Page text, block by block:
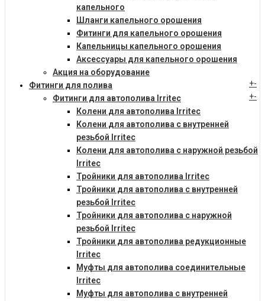
капельного
Шланги капельного орошения
Фитинги для капельного орошения
Капельницы капельного орошения
Аксессуары для капельного орошения
Акция на оборудование
Фитинги для полива
+-
Фитинги для автополива Irritec
+-
Колени для автополива Irritec
Колени для автополива с внутренней
резьбой Irritec
Колени для автополива с наружной резьбой
Irritec
Тройники для автополива Irritec
Тройники для автополива с внутренней
резьбой Irritec
Тройники для автополива с наружной
резьбой Irritec
Тройники для автополива редукционные
Irritec
Муфты для автополива соединительные
Irritec
Муфты для автополива с внутренней